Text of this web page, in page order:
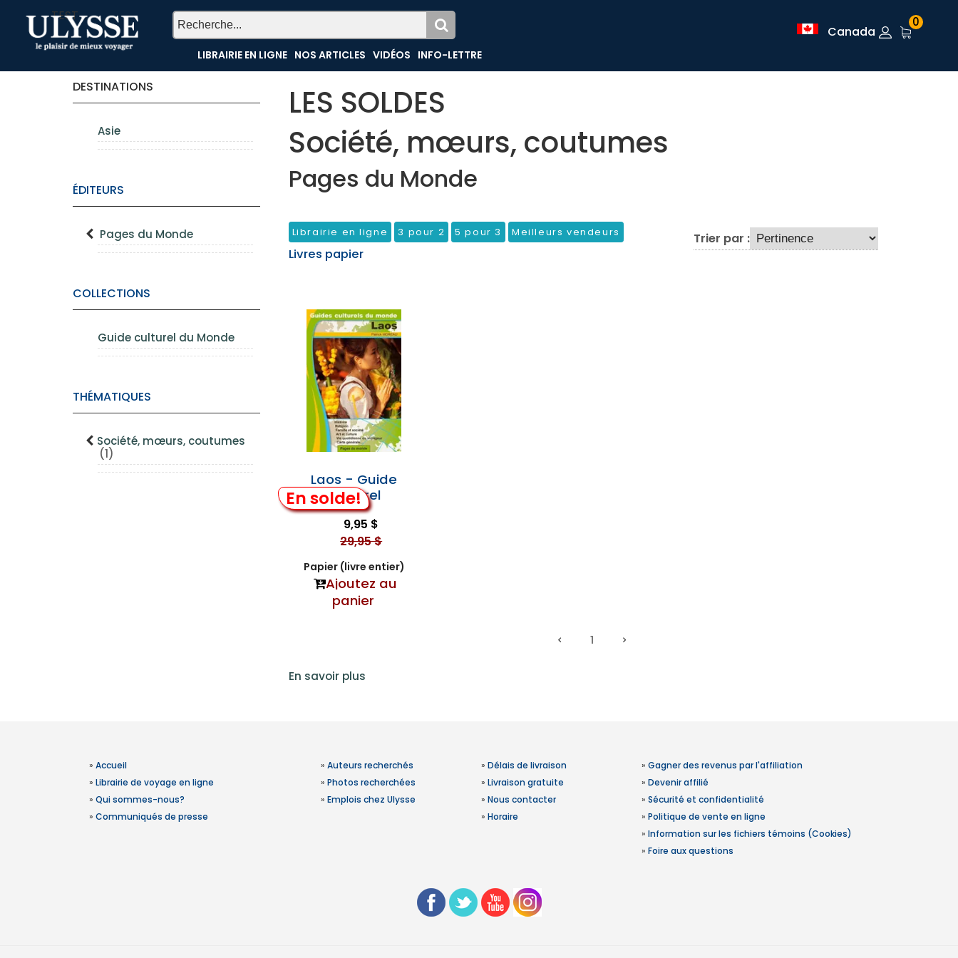
TEST
LIBRAIRIE EN LIGNE NOS ARTICLES VIDÉOS INFO-LETTRE
Canada
0
DESTINATIONS
Asie
ÉDITEURS
Pages du Monde
COLLECTIONS
Guide culturel du Monde
THÉMATIQUES
Société, mœurs, coutumes
(1)
LES SOLDES
Société, mœurs, coutumes
Pages du Monde
Librairie en ligne 3 pour 2 5 pour 3 Meilleurs vendeurs
Livres papier
Trier par :
En solde!
Laos - Guide
Culturel
9,95 $
29,95 $
Papier (livre entier)
Ajoutez au
panier
1
En savoir plus
» Accueil
» Librairie de voyage en ligne
» Qui sommes-nous?
» Communiqués de presse
» Auteurs recherchés
» Photos recherchées
» Emplois chez Ulysse
» Délais de livraison
» Livraison gratuite
» Nous contacter
» Horaire
» Gagner des revenus par l'affiliation
» Devenir affilié
» Sécurité et confidentialité
» Politique de vente en ligne
» Information sur les fichiers témoins (Cookies)
» Foire aux questions